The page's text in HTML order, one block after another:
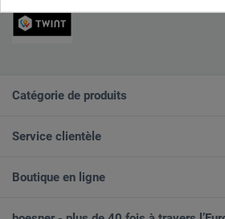
Catégorie de produits
Service clientèle
Boutique en ligne